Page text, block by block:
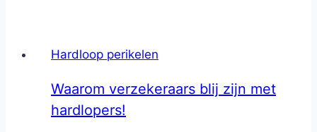
Hardloop perikelen
Waarom verzekeraars blij zijn met
hardlopers!